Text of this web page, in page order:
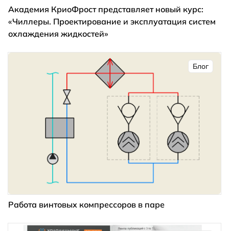
Академия КриоФрост представляет новый курс:
«Чиллеры. Проектирование и эксплуатация систем
охлаждения жидкостей»
Блог
Работа винтовых компрессоров в паре